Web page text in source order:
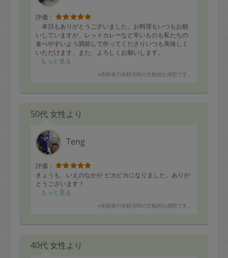
・和風ハンバーグ
・とり唐揚げ
・鯵の南蛮漬け
・タコとプチトマトとアボカドのマリネ
・もやしときゅうりとハムの酢の物
・ほうれん草のおひたし
・自家製大阪お好み焼き
評価：
本日もありがとうございました。お料理もいつもお願
いしていますが、レッドカレーなど辛いものも私たちの
食べやすいよう調節して作ってくださりいつも美味しく
いただけます。また、よろしくお願いします。
もっと見る
※依頼者の依頼当時の主観的な感想です。
50代 女性より
Teng
評価：
きょうも、いえのなかが ピカピカになりました。ありが
とうございます！
もっと見る
※依頼者の依頼当時の主観的な感想です。
40代 女性より